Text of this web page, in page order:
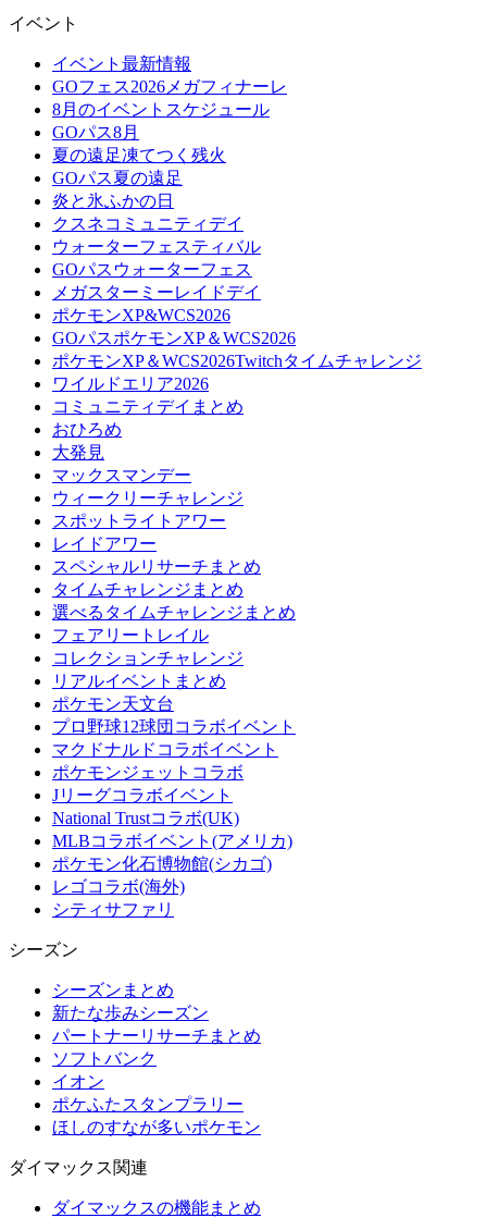
イベント
イベント最新情報
GOフェス2026メガフィナーレ
8月のイベントスケジュール
GOパス8月
夏の遠足凍てつく残火
GOパス夏の遠足
炎と氷ふかの日
クスネコミュニティデイ
ウォーターフェスティバル
GOパスウォーターフェス
メガスターミーレイドデイ
ポケモンXP&WCS2026
GOパスポケモンXP＆WCS2026
ポケモンXP＆WCS2026Twitchタイムチャレンジ
ワイルドエリア2026
コミュニティデイまとめ
おひろめ
大発見
マックスマンデー
ウィークリーチャレンジ
スポットライトアワー
レイドアワー
スペシャルリサーチまとめ
タイムチャレンジまとめ
選べるタイムチャレンジまとめ
フェアリートレイル
コレクションチャレンジ
リアルイベントまとめ
ポケモン天文台
プロ野球12球団コラボイベント
マクドナルドコラボイベント
ポケモンジェットコラボ
Jリーグコラボイベント
National Trustコラボ(UK)
MLBコラボイベント(アメリカ)
ポケモン化石博物館(シカゴ)
レゴコラボ(海外)
シティサファリ
シーズン
シーズンまとめ
新たな歩みシーズン
パートナーリサーチまとめ
ソフトバンク
イオン
ポケふたスタンプラリー
ほしのすなが多いポケモン
ダイマックス関連
ダイマックスの機能まとめ